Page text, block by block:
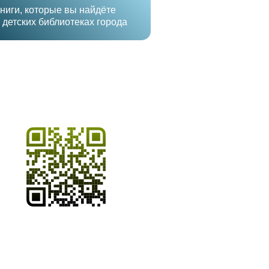
которые вы найдёте
детских библиотеках города